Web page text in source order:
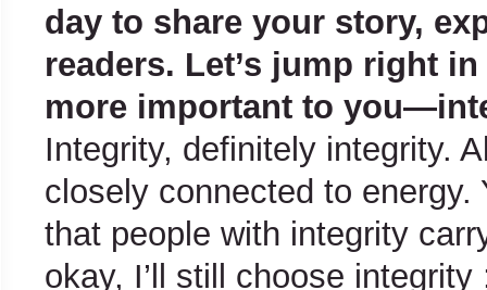
day to share your story,
readers. Let’s jump right
more important to
Integrity, definitely integrity.
closely connected to energy.
that people with integrity
okay, I’ll still choose